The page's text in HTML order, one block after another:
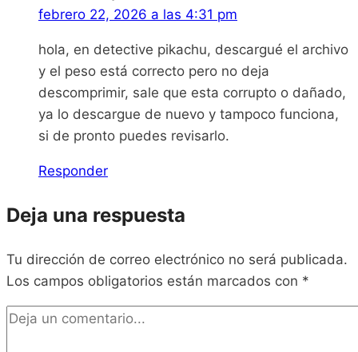
febrero 22, 2026 a las 4:31 pm
hola, en detective pikachu, descargué el archivo
y el peso está correcto pero no deja
descomprimir, sale que esta corrupto o dañado,
ya lo descargue de nuevo y tampoco funciona,
si de pronto puedes revisarlo.
Responder
Deja una respuesta
Tu dirección de correo electrónico no será publicada.
Los campos obligatorios están marcados con *